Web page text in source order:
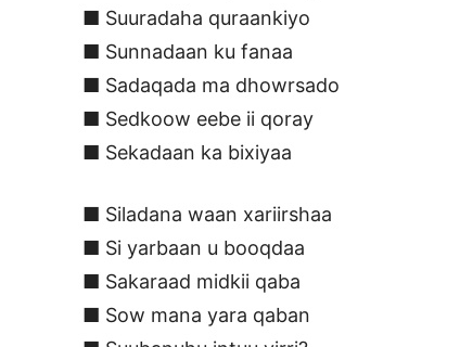
■ Suuradaha quraankiyo
■ Sunnadaan ku fanaa
■ Sadaqada ma dhowrsado
■ Sedkoow eebe ii qoray
■ Sekadaan ka bixiyaa
■ Siladana waan xariirshaa
■ Si yarbaan u booqdaa
■ Sakaraad midkii qaba
■ Sow mana yara qaban